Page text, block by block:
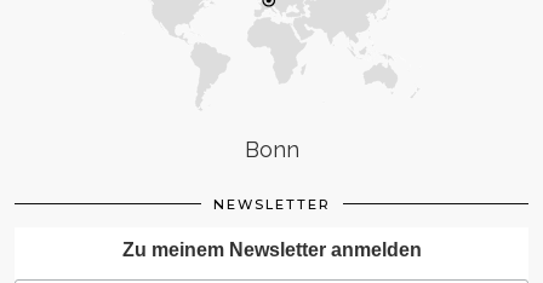
Bonn
NEWSLETTER
Zu meinem Newsletter anmelden